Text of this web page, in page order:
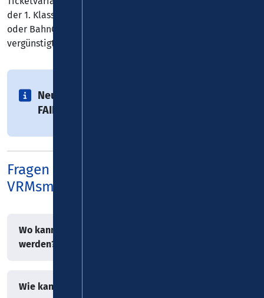
der 1. Klasse. Kinder sowie Inhaber von VRM-MobilCard
oder BahnCard erhalten ebenfalls entsprechend
vergünstigte Konditionen.
Neu registrierte Kunden erhalten in der
FAIRTIQ-App ein Startguthaben von 5 €
Fragen und Antworten rund um
VRMsmart:
Wo kann die FAIRTIQ-App heruntergeladen
werden?
Wie kann ein Nutzerkonto erstellt werden?